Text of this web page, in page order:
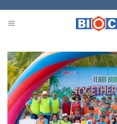
to
content